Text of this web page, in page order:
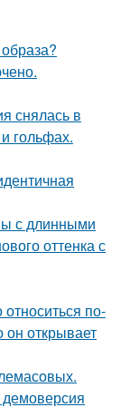
снялась в
гольфах.
с длинными
оттенка с
по-
он открывает